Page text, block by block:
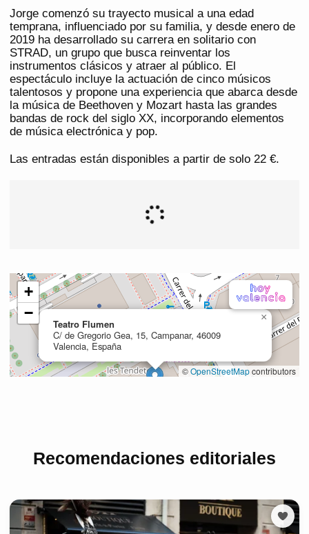
Jorge comenzó su trayecto musical a una edad
temprana, influenciado por su familia, y desde enero de
2019 ha desarrollado su carrera en solitario con
STRAD, un grupo que busca reinventar los
instrumentos clásicos y atraer al público. El
espectáculo incluye la actuación de cinco músicos
talentosos y propone una experiencia que abarca desde
la música de Beethoven y Mozart hasta las grandes
bandas de rock del siglo XX, incorporando elementos
de música electrónica y pop.
Las entradas están disponibles a partir de solo 22 €.
Recomendaciones editoriales